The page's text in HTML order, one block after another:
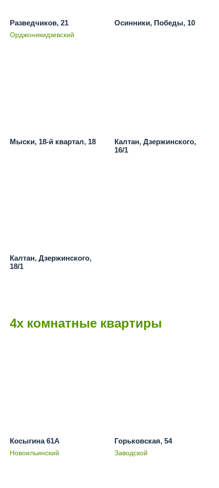
Разведчиков, 21
Орджоникидзевский
Осинники, Победы, 10
Мыски, 18-й квартал, 18
Калтан, Дзержинского,
16/1
Калтан, Дзержинского,
18/1
4х комнатные квартиры
Косыгина 61А
Новоильинский
Горьковская, 54
Заводской